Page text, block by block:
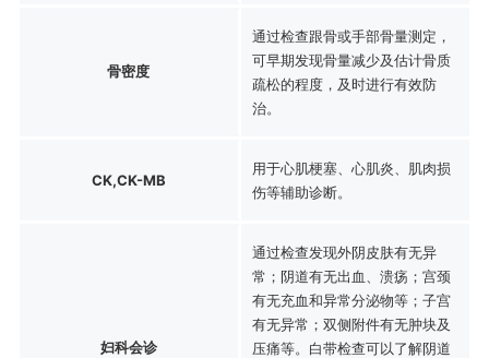
骨密度
通过检查跟骨或手部骨量测定，
可早期发现骨量减少及估计骨质
疏松的程度，及时进行有效防
治。
CK,CK-MB
用于心肌梗塞、心肌炎、肌肉损
伤等辅助诊断。
妇科会诊
通过检查发现外阴皮肤有无异
常；阴道有无出血、溃疡；宫颈
有无充血和异常分泌物等；子宫
有无异常；双侧附件有无肿块及
压痛等。白带检查可以了解阴道